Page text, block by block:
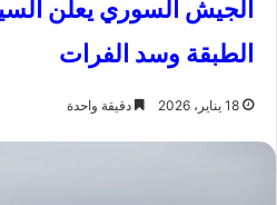
الجيش السوري يعلن
الطبقة وسد الفرات
18 يناير، 2026 دقيقة واحدة